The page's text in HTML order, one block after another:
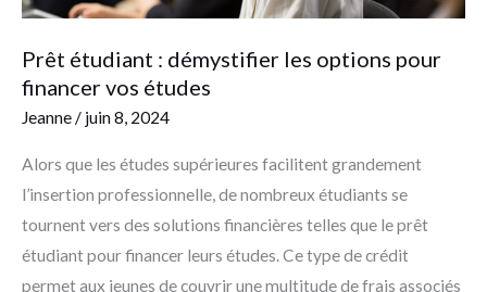
Prêt étudiant : démystifier les options pour
financer vos études
Jeanne/ juin 8, 2024
Alors que les études supérieures facilitent grandement
l’insertion professionnelle, de nombreux étudiants se
tournent vers des solutions financières telles que le prêt
étudiant pour financer leurs études. Ce type de crédit
permet aux jeunes de couvrir une multitude de frais associés
études